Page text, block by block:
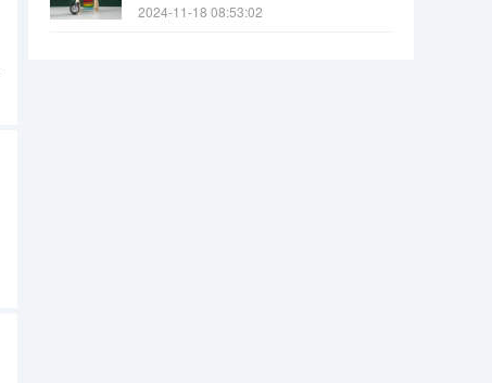
2024-11-18 08:53:02